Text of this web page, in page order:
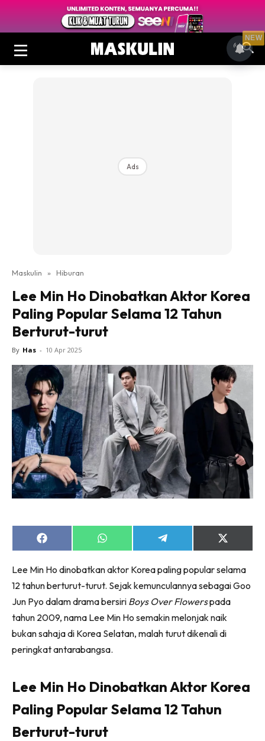
Ads
Maskulin » Hiburan
Lee Min Ho Dinobatkan Aktor Korea
Paling Popular Selama 12 Tahun
Berturut-turut
By Has - 10 Apr 2025
Share
on
Share
on
Share
on
Share
on
(Twitter)
Lee Min Ho dinobatkan aktor Korea paling popular selama
12 tahun berturut-turut. Sejak kemunculannya sebagai Goo
Jun Pyo dalam drama bersiri Boys Over Flowerspada
tahun 2009, nama Lee Min Ho semakin melonjak naik
bukan sahaja di Korea Selatan, malah turut dikenali di
peringkat antarabangsa.
Lee Min Ho Dinobatkan Aktor Korea
Paling Popular Selama 12 Tahun
Berturut-turut
NEW